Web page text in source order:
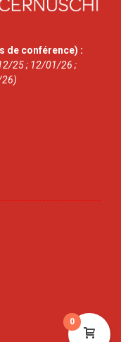
de conférence) :
25 ; 12/01/26 ;
0